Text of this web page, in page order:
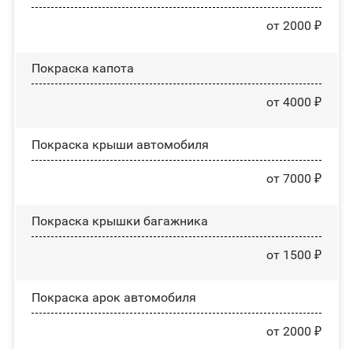
от 2000 ₽
Покраска капота
от 4000 ₽
Покраска крыши автомобиля
от 7000 ₽
Покраска крышки багажника
от 1500 ₽
Покраска арок автомобиля
от 2000 ₽